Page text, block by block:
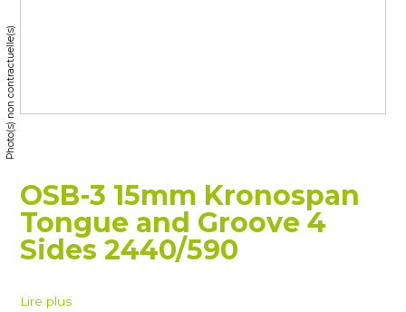
Photo(s) non contractuelle(s)
OSB-3 15mm Kronospan
Tongue and Groove 4
Sides 2440/590
Lire plus